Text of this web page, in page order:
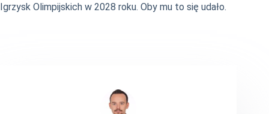
Igrzysk Olimpijskich w 2028 roku. Oby mu to się udało.